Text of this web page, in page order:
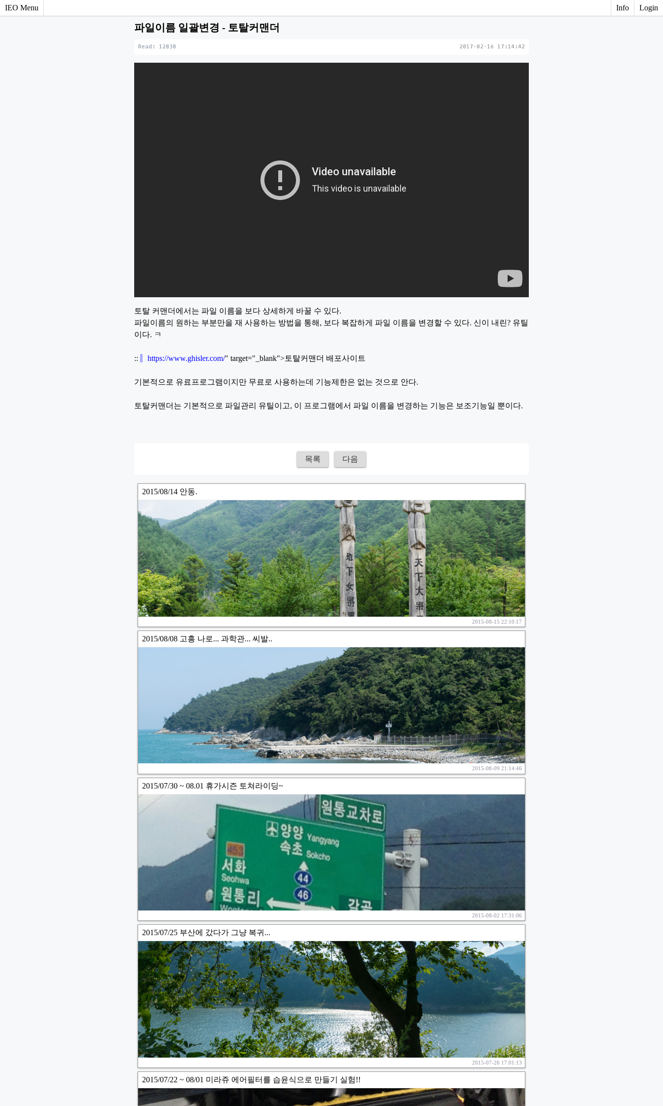
IEO Menu Info Login
파일이름 일괄변경 - 토탈커맨더
Read: 12838 2017-02-16 17:14:42
토탈 커맨더에서는 파일 이름을 보다 상세하게 바꿀 수 있다.
파일이름의 원하는 부분만을 재 사용하는 방법을 통해, 보다 복잡하게 파일 이름을 변경할 수 있다. 신이 내린? 유틸
이다. ㅋ
:: https://www.ghisler.com/" target="_blank">토탈커맨더 배포사이트
기본적으로 유료프로그램이지만 무료로 사용하는데 기능제한은 없는 것으로 안다.
토탈커맨더는 기본적으로 파일관리 유틸이고, 이 프로그램에서 파일 이름을 변경하는 기능은 보조기능일 뿐이다.
목록 다음
2015/08/14 안동.
2015-08-15 22:10:17
2015/08/08 고흥 나로... 과학관... 씨발..
2015-08-09 21:14:46
2015/07/30 ~ 08.01 휴가시즌 토쳐라이딩~
2015-08-02 17:31:06
2015/07/25 부산에 갔다가 그냥 복귀...
2015-07-26 17:01:13
2015/07/22 ~ 08/01 미라쥬 에어필터를 습윤식으로 만들기 실험!!